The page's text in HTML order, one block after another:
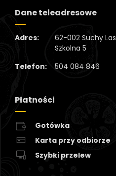
Dane teleadresowe
Adres:
62-002 Suchy Las
Szkolna 5
Telefon:
504 084 846
Płatności
Gotówka
Karta przy odbiorze
Szybki przelew